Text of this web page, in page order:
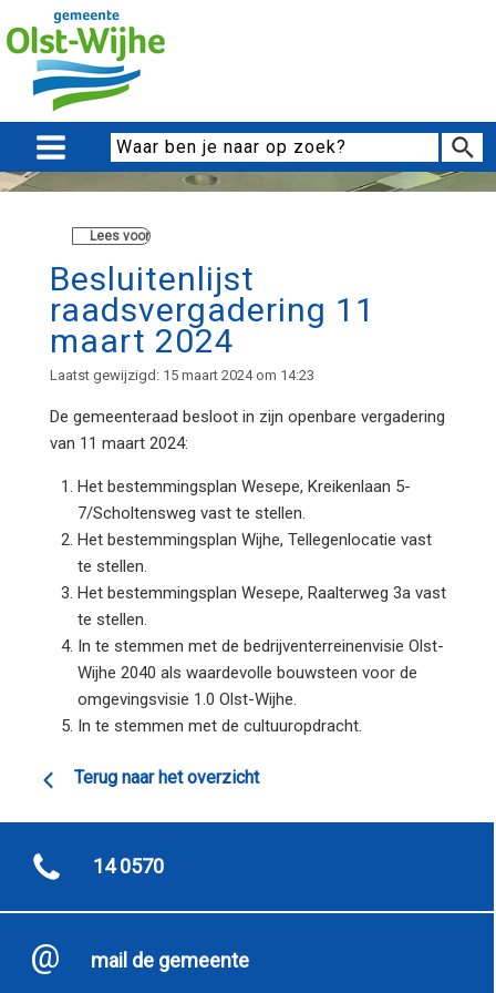
Lees voor
Besluitenlijst
raadsvergadering 11
maart 2024
Laatst gewijzigd: 15 maart 2024 om 14:23
De gemeenteraad besloot in zijn openbare vergadering
van 11 maart 2024:
Het bestemmingsplan Wesepe, Kreikenlaan 5-
7/Scholtensweg vast te stellen.
Het bestemmingsplan Wijhe, Tellegenlocatie vast
te stellen.
Het bestemmingsplan Wesepe, Raalterweg 3a vast
te stellen.
In te stemmen met de bedrijventerreinenvisie Olst-
Wijhe 2040 als waardevolle bouwsteen voor de
omgevingsvisie 1.0 Olst-Wijhe.
In te stemmen met de cultuuropdracht.
Terug naar het overzicht
14 0570
mail de gemeente